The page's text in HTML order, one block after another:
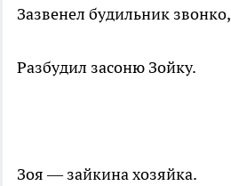
Зазвенел будильник звонко,
Разбудил засоню Зойку.
Зоя — зайкина хозяйка.